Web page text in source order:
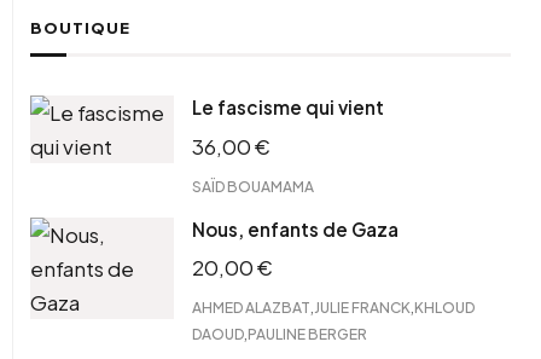
BOUTIQUE
Le fascisme qui vient
36,00€
SAÏD BOUAMAMA
Nous, enfants de Gaza
20,00€
AHMED ALAZBAT JULIE FRANCK KHLOUD
DAOUD PAULINE BERGER